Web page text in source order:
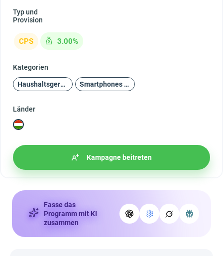
Typ und
Provision
CPS 3.00%
Kategorien
Haushaltsgeräte und Unterhaltungselektronik Smartphones und Zubehör
Länder
Kampagne beitreten
Fasse das
Programm mit KI
zusammen